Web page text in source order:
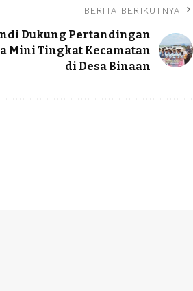
BERITA BERIKUTNYA
Dukung Pertandingan
Mini Tingkat Kecamatan
di Desa Binaan